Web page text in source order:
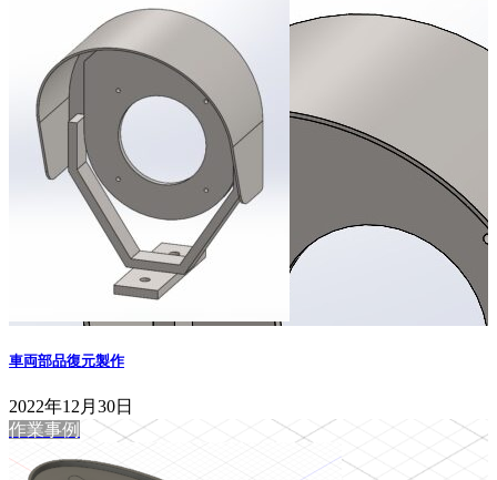
車両部品復元製作
2022年12月30日
作業事例